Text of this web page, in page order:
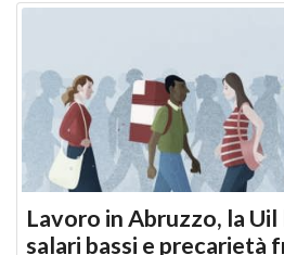
Lavoro in Abruzzo, la
salari bassi e precarietà